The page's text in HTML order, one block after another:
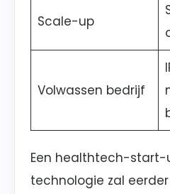
Scale-up
Volwassen bedrijf
Een healthtech-start-
technologie zal